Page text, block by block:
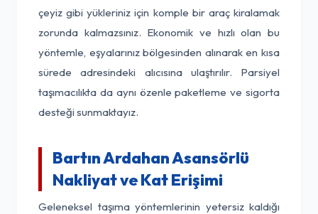
çeyiz gibi yükleriniz için komple bir araç kiralamak
zorunda kalmazsınız. Ekonomik ve hızlı olan bu
yöntemle, eşyalarınız bölgesinden alınarak en kısa
sürede adresindeki alıcısına ulaştırılır. Parsiyel
taşımacılıkta da aynı özenle paketleme ve sigorta
desteği sunmaktayız.
Bartın Ardahan Asansörlü
Nakliyat ve Kat Erişimi
Geleneksel taşıma yöntemlerinin yetersiz kaldığı